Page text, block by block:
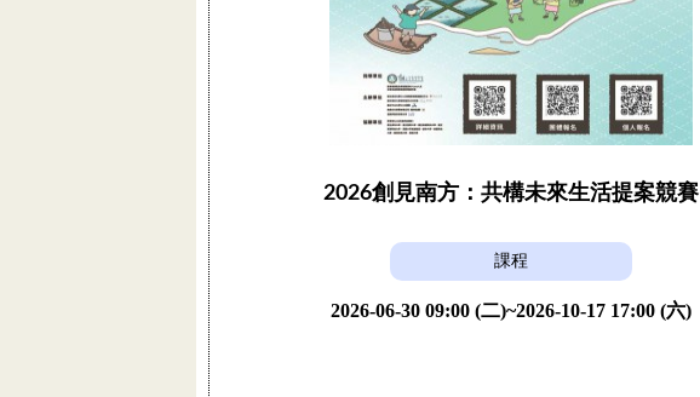
2026創見南方：共構未來生活提案競賽
課程
2026-06-30 09:00 (二)~2026-10-17 17:00 (六)